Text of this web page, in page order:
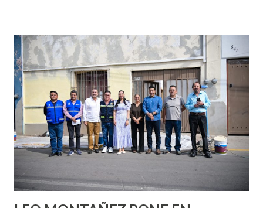
conoces ni la mitad de lo que deberías saber. Pero incluso
quienes ya han tenido relaciones sexuales no son expertos
o expertas en el tema. Siempre hay algo nuevo que
aprender y nuevas experiencias que conocer. Si eres una
chica y aún no has tenido relaciones sexuales, tal vez
pienses que el sexo será increíble y no puedas esperar para
experimentarlo, pero como cualquier persona con
experiencia te dirá, siempre es mejor cuando ambas partes
son suficientemen...